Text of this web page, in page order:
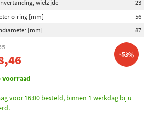
wielzijde
23
o-ring [mm]
56
[mm]
87
-53%
voorraad
voor 16:00 besteld, binnen 1 werkdag bij u